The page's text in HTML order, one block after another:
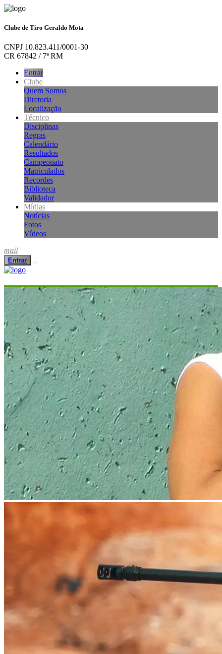
Clube de Tiro Geraldo Mota
CNPJ 10.823.411/0001-30
CR 67842 / 7ª RM
Entrar
Clube
Quem Somos
Diretoria
Localização
Técnico
Disciplinas
Regras
Calendário
Resultados
Campeonato
Matriculados
Recordes
Biblioteca
Validador
Mídias
Notícias
Fotos
Vídeos
mail
Entrar